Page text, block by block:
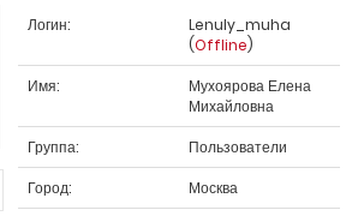
Логин:
Lenuly_muha
(Offline)
Имя:
Мухоярова Елена
Михайловна
Группа:
Пользователи
Город:
Москва